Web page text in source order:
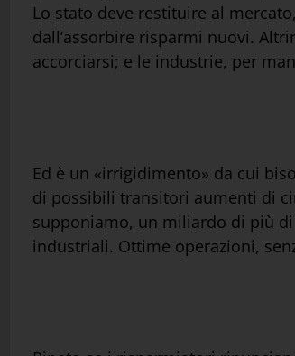
Lo stato deve restituire al
dall’assorbire risparmi nuovi.
accorciarsi; e le industrie, per
Ed è un «irrigidimento» da cui
di possibili transitori aumenti di
supponiamo, un miliardo di più
industriali. Ottime operazioni,